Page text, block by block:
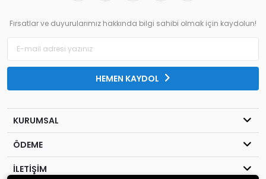
Fırsatlar ve duyurularımız hakkında bilgi sahibi olmak için kaydolun!
HEMEN KAYDOL
KURUMSAL
ÖDEME
İLETİŞİM